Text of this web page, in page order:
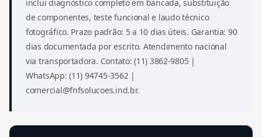
inclui diagnóstico completo em bancada, substituição
de componentes, teste funcional e laudo técnico
fotográfico. Prazo padrão: 5 a 10 dias úteis. Garantia: 90
dias documentada por escrito. Atendimento nacional
via transportadora. Contato: (11) 3862-9805 |
WhatsApp: (11) 94745-3562 |
comercial@fnfsolucoes.ind.br.